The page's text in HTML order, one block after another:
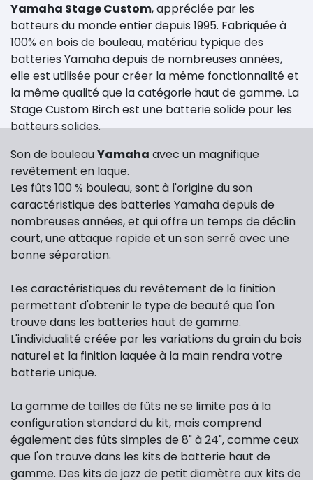
Yamaha Stage Custom, appréciée par les
batteurs du monde entier depuis 1995. Fabriquée à
100% en bois de bouleau, matériau typique des
batteries Yamaha depuis de nombreuses années,
elle est utilisée pour créer la même fonctionnalité et
la même qualité que la catégorie haut de gamme. La
Stage Custom Birch est une batterie solide pour les
batteurs solides.
Son de bouleauYamaha avec un magnifique
revêtement en laque.
Les fûts 100 % bouleau, sont à l'origine du son
caractéristique des batteries Yamaha depuis de
nombreuses années, et qui offre un temps de déclin
court, une attaque rapide et un son serré avec une
bonne séparation.
Les caractéristiques du revêtement de la finition
permettent d'obtenir le type de beauté que l'on
trouve dans les batteries haut de gamme.
L'individualité créée par les variations du grain du bois
naturel et la finition laquée à la main rendra votre
batterie unique.
La gamme de tailles de fûts ne se limite pas à la
configuration standard du kit, mais comprend
également des fûts simples de 8" à 24", comme ceux
que l'on trouve dans les kits de batterie haut de
gamme. Des kits de jazz de petit diamètre aux kits de